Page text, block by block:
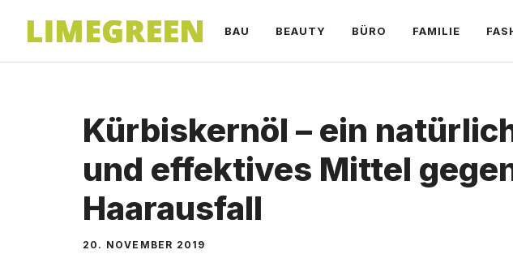
Inhalt
springen
BAU BEAUTY BÜRO FAMILIE
Kürbiskernöl – ein
und effektives Mittel
Haarausfall
20. NOVEMBER 2019